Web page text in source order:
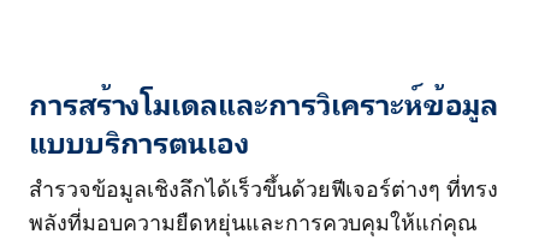
การสร้างโมเดลและการวิเคราะห์ข้อมูล
แบบบริการตนเอง
สำรวจข้อมูลเชิงลึกได้เร็วขึ้นด้วยฟีเจอร์ต่างๆ ที่ทรง
พลังที่มอบความยืดหยุ่นและการควบคุมให้แก่คุณ